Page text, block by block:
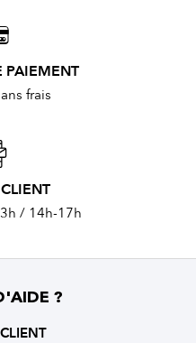
PAIEMENT
frais
/ 14h-17h
?